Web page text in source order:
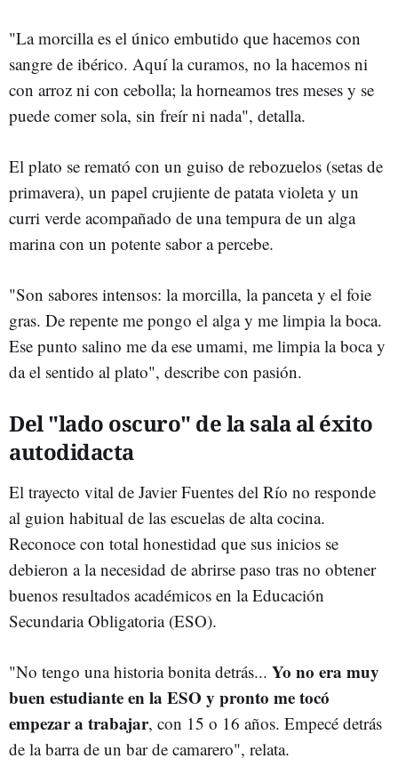
"La morcilla es el único embutido que hacemos con
sangre de ibérico. Aquí la curamos, no la hacemos ni
con arroz ni con cebolla; la horneamos tres meses y se
puede comer sola, sin freír ni nada", detalla.
El plato se remató con un guiso de rebozuelos (setas de
primavera), un papel crujiente de patata violeta y un
curri verde acompañado de una tempura de un alga
marina con un potente sabor a percebe.
"Son sabores intensos: la morcilla, la panceta y el foie
gras. De repente me pongo el alga y me limpia la boca.
Ese punto salino me da ese umami, me limpia la boca y
da el sentido al plato", describe con pasión.
Del "lado oscuro" de la sala al éxito
autodidacta
El trayecto vital de Javier Fuentes del Río no responde
al guion habitual de las escuelas de alta cocina.
Reconoce con total honestidad que sus inicios se
debieron a la necesidad de abrirse paso tras no obtener
buenos resultados académicos en la Educación
Secundaria Obligatoria (ESO).
"No tengo una historia bonita detrás... Yo no era muy
buen estudiante en la ESO y pronto me tocó
empezar a trabajar, con 15 o 16 años. Empecé detrás
de la barra de un bar de camarero", relata.